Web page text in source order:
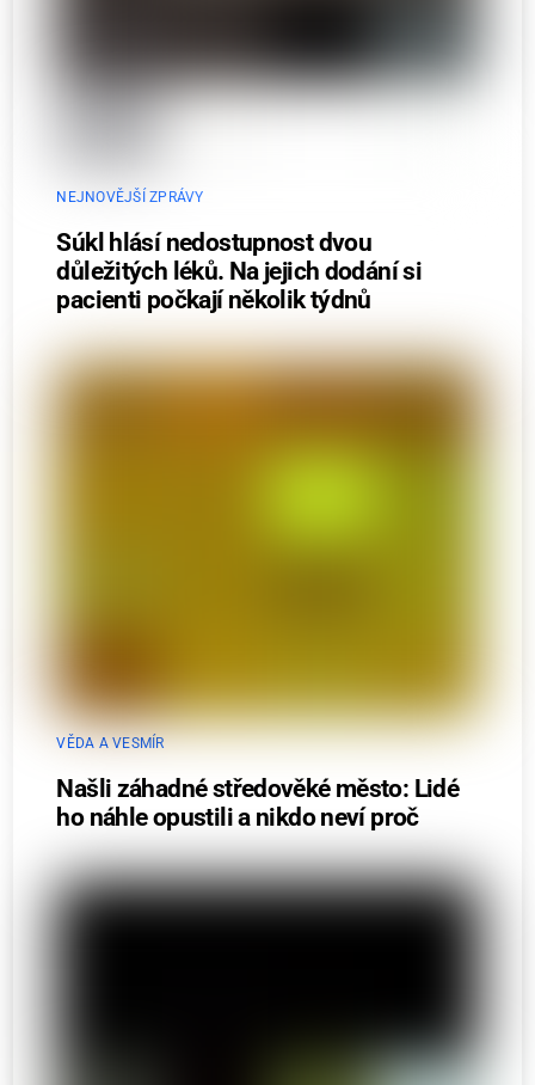
NEJNOVĚJŠÍ ZPRÁVY
Súkl hlásí nedostupnost dvou
důležitých léků. Na jejich dodání si
pacienti počkají několik týdnů
VĚDA A VESMÍR
Našli záhadné středověké město: Lidé
ho náhle opustili a nikdo neví proč